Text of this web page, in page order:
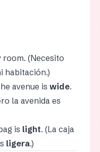
(Necesito
habitación.)
avenue is wide.
la avenida es
is light. (La caja
ligera.)